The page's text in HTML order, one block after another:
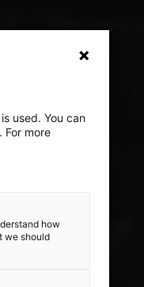
used. You can
For more
how
we should